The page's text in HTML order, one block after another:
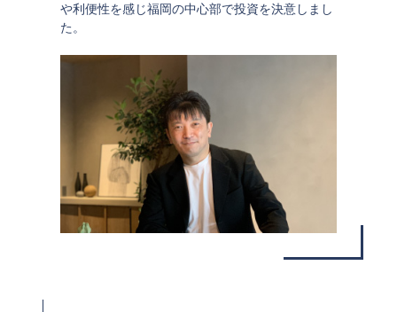
や利便性を感じ福岡の中心部で投資を決意しまし
た。